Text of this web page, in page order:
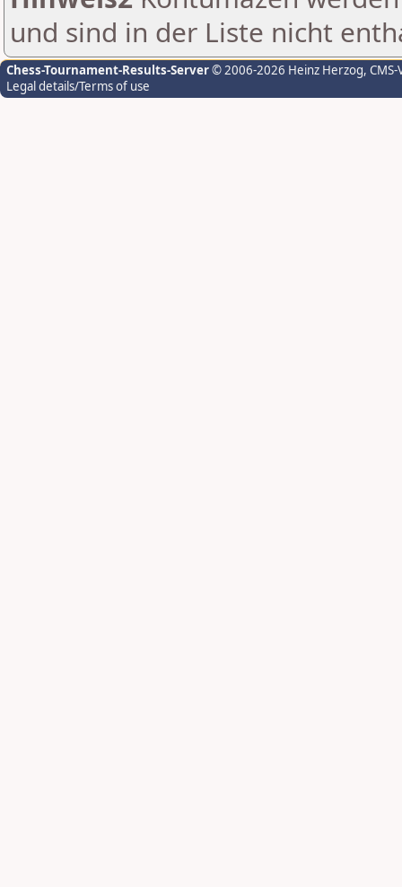
und sind in der Liste nicht
Chess-Tournament-Results-Server© 2006-2026 Heinz Herzog,
Legal details/Terms of use